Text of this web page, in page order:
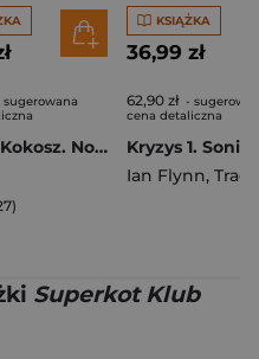
sugerowana
Kajko i Kokosz. Nowe Przygody. Proces Jagi
KSIĄŻKA
36,99 zł
62,90 zł -
cena detaliczna
Ian Flynn, Tracy
Superkot Klub